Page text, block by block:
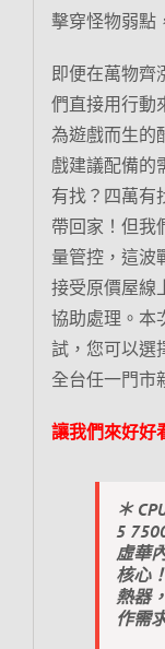
擊穿怪物弱點
即便在萬物齊
們直接用行動
為遊戲而生的
戲建議配備的
有找？四萬有
帶回家！但我
量管控，這波
接受原價屋線
協助處理。本
試，您可以選
全台任一門市
讓我們來好好
＊
5
虛華
核心
熱器
作需